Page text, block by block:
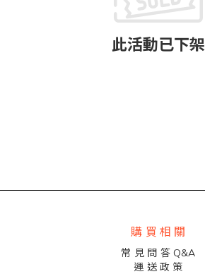
此活動已下架
購 買 相 關
常 見 問 答 Q&A
運 送 政 策